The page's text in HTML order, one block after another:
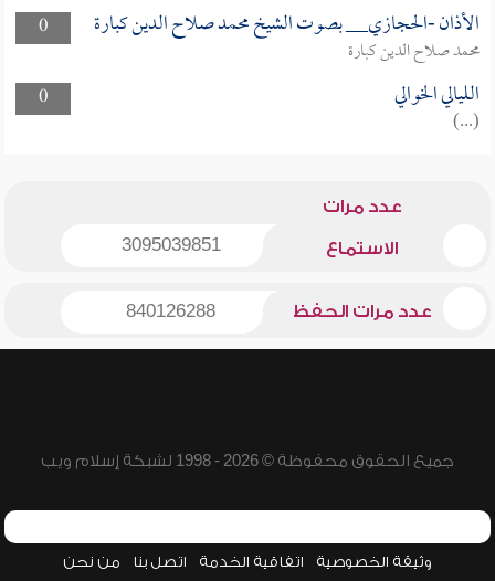
0
الأذان -الحجازي__ بصوت الشيخ محمد صلاح الدين كبارة
محمد صلاح الدين كبارة
0
الليالي الخوالي
(...)
عدد مرات
الاستماع 3095039851
عدد مرات الحفظ 840126288
جميع الحقوق محفوظة © 2026 - 1998 لشبكة إسلام ويب
وثيقة الخصوصية اتفاقية الخدمة اتصل بنا من نحن